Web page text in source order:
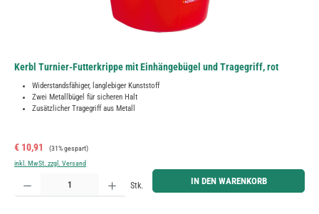
Kerbl Turnier-Futterkrippe mit Einhängebügel und Tragegriff, rot
Widerstandsfähiger, langlebiger Kunststoff
Zwei Metallbügel für sicheren Halt
Zusätzlicher Tragegriff aus Metall
Verkaufspreis:
€ 10,91 Regulärer Preis:
(31% gespart)
inkl. MwSt. zzgl. Versand
Produkt Anzahl: Gib den gewünschten Wert ein oder benutze die Schaltflächen um die Anzahl zu
Stk. IN DEN WARENKORB